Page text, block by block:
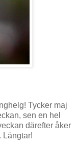
Tycker maj
sen en hel
därefter åker
Längtar!